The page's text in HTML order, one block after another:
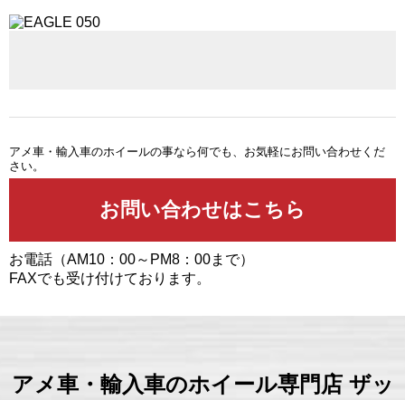
アメ車・輸入車のホイールの事なら何でも、お気軽にお問い合わせくだ
さい。
お電話（AM10：00～PM8：00まで）
FAXでも受け付けております。
アメ車・輸入車のホイール専門店 ザッ